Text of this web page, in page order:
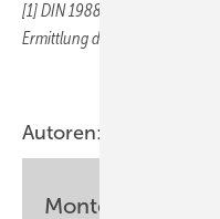
[1] DIN 1988-300: Technische
Ermittlung der
Autoren:
Monteur